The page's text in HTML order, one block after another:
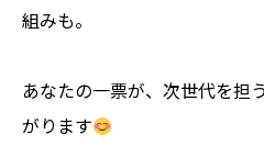
組みも。
あなたの一票が、次世代を担
がります